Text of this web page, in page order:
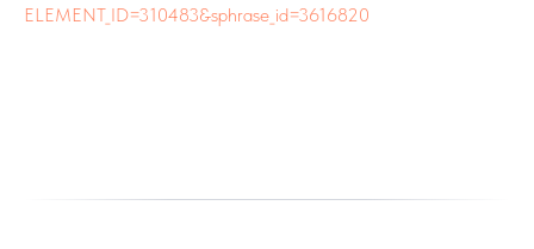
ELEMENT_ID=310483&sphrase_id=3616820